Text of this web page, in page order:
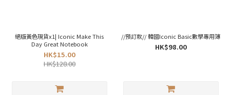
絕版黃色現貨x1| Iconic Make This
Day Great Notebook
HK$15.00
HK$128.00
//預訂款// 韓國Iconic Basic數學專用簿
HK$98.00